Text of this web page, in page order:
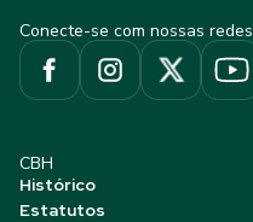
Conecte-se com nossas redes
CBH
Histórico
Estatutos